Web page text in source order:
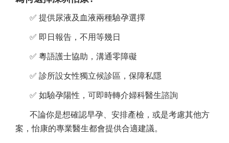
✅ 提供尿液及血液兩種驗孕選擇
✅ 即日報告，不用等幾日
✅ 粵語護士協助，溝通零障礙
✅ 診所設女性獨立候診區，保障私隱
✅ 如驗孕陽性，可即時轉介婦科醫生諮詢
不論你是想確認早孕、安排產檢，或是考慮其他方
案，怡康的專業醫生都會提供合適建議。